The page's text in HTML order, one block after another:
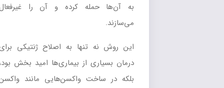
به آن‌ها حمله کرده و آن را غیرفعال
می‌سازند.
این روش نه تنها به اصلاح ژنتیکی برای
درمان بسیاری از بیماری‌ها امید بخش بود،
بلکه در ساخت واکسن‌هایی مانند واکسن